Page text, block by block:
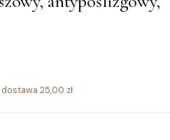
dostawa 25,00 zł